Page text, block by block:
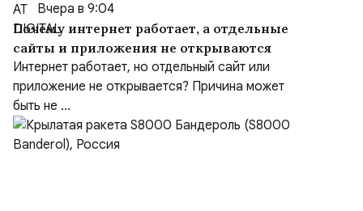
Вчера в 9:04
Почему интернет работает, а отдельные
сайты и приложения не открываются
Интернет работает, но отдельный сайт или
приложение не открывается? Причина может
быть не ...